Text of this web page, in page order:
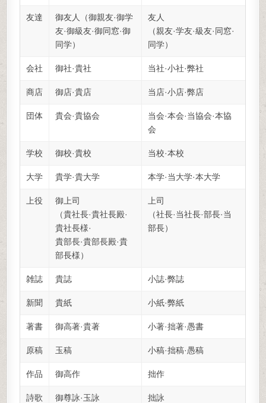
友達
御友人（御親友·御学
友·御級友·御同窓·御
同学）
友人
（親友·学友·級友·同窓·
同学）
会社 御社·貴社 当社·小社·弊社
商店 御店·貴店 当店·小店·弊店
団体 貴会·貴協会
当会·本会·当協会·本協
会
学校 御校·貴校 当校·本校
大学 貴学·貴大学 本学·当大学·本大学
上役
御上司
（貴社長·貴社長殿·
貴社長様·
貴部長·貴部長殿·貴
部長様）
上司
（社長·当社長·部長·当
部長）
雑誌 貴誌 小誌·弊誌
新聞 貴紙 小紙·弊紙
著書 御高著·貴著 小著·拙著·愚書
原稿 玉稿 小稿·拙稿·愚稿
作品 御高作 拙作
詩歌 御尊詠·玉詠 拙詠